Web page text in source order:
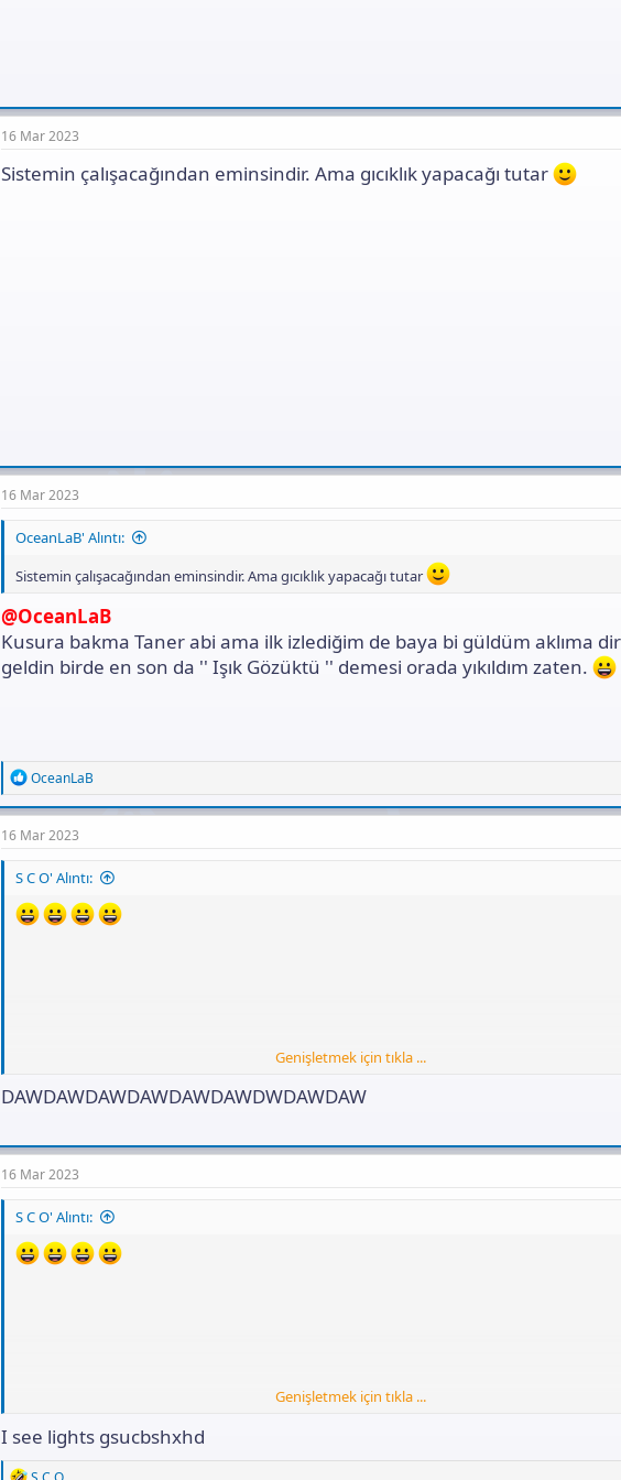
16 Mar 2023
Sistemin çalışacağından eminsindir. Ama gıcıklık yapacağı tutar
16 Mar 2023
OceanLaB' Alıntı:
Sistemin çalışacağından eminsindir. Ama gıcıklık yapacağı tutar
@OceanLaB
Kusura bakma Taner abi ama ilk izlediğim de baya bi güldüm aklıma
geldin birde en son da '' Işık Gözüktü '' demesi orada yıkıldım zaten.
R
e
a
c
t
o
n
s
OceanLaB
16 Mar 2023
S C O' Alıntı:
Genişletmek için tıkla ...
DAWDAWDAWDAWDAWDAWDWDAWDAW
16 Mar 2023
S C O' Alıntı:
Genişletmek için tıkla ...
I see lights gsucbshxhd
R